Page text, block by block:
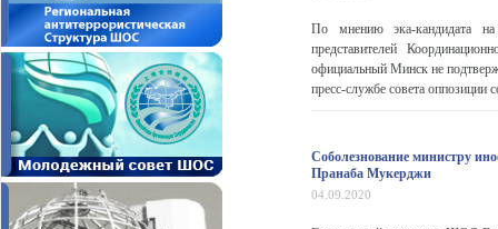
По мнению эка-кандидата на
представителей
официальный Минск не
пресс-службе совета оппозиции
Соболезнование министру
Пранаба Мукерджи
04.09.2020